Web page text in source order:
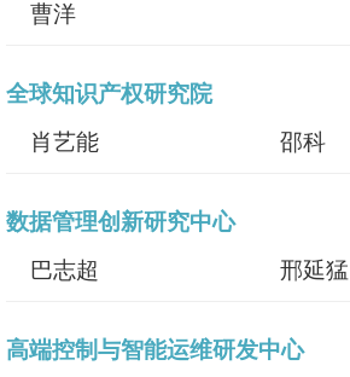
曹洋
全球知识产权研究院
肖艺能
邵科
数据管理创新研究中心
巴志超
邢延猛
高端控制与智能运维研发中心